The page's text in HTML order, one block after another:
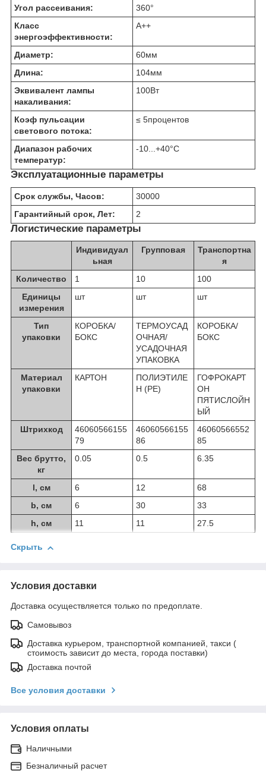
Угол рассеивания: 360°
Класс
энергоэффективности:
A++
Диаметр: 60мм
Длина:
104мм
Эквивалент лампы
накаливания:
100Вт
Коэф пульсации
светового потока:
≤ 5процентов
Диапазон рабочих
температур:
-10...+40°C
Эксплуатационные параметры
Срок службы, Часов:
30000
Гарантийный срок, Лет:
2
Логистические параметры
Индивидуал
ьная
Групповая
Транспортна
я
Количество
1 10
100
Единицы
измерения
шт шт шт
Тип
упаковки
КОРОБКА/
БОКС
ТЕРМОУСАД
ОЧНАЯ/
УСАДОЧНАЯ
УПАКОВКА
КОРОБКА/
БОКС
Материал
упаковки
КАРТОН
ПОЛИЭТИЛЕ
Н (PE)
ГОФРОКАРТ
ОН
ПЯТИСЛОЙН
ЫЙ
Штрихкод
46060566155
79
46060566155
86
46060566552
85
Вес брутто,
кг
0.05 0.5 6.35
l, см 6 12
68
b, см
6 30
33
h, см
11 11 27.5
Скрыть
Условия доставки
Доставка осуществляется только по предоплате.
Самовывоз
Доставка курьером, транспортной компанией, такси (
стоимость зависит до места, города поставки)
Доставка почтой
Все условия доставки
Условия оплаты
Наличными
Безналичный расчет